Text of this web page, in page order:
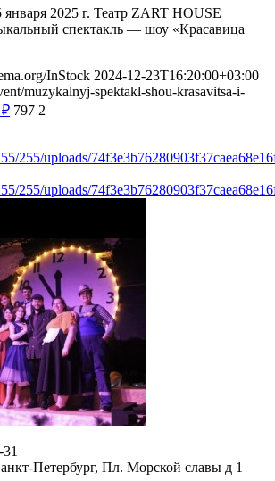
января 2025 г. Театр ZART HOUSE
спектакль — шоу «Красавица
InStock 2024-12-23T16:20:00+03:00
muzykalnyj-spektakl-shou-krasavitsa-i-
₽ 797 2
255/uploads/
255/uploads/
Петербург, Пл. Морской славы д 1